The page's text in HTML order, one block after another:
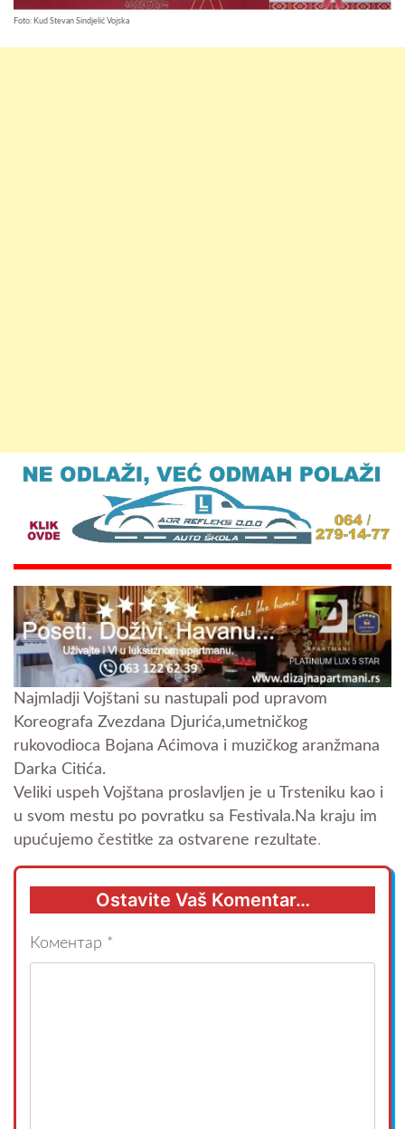
Foto: Kud Stevan Sindjelić Vojska
Najmladji Vojštani su nastupali pod upravom
Koreografa Zvezdana Djurića,umetničkog
rukovodioca Bojana Aćimova i muzičkog aranžmana
Darka Citića.
Veliki uspeh Vojštana proslavljen je u Trsteniku kao i
u svom mestu po povratku sa Festivala.Na kraju im
upućujemo čestitke za ostvarene rezultate.
Ostavite Vaš Komentar…
Коментар *